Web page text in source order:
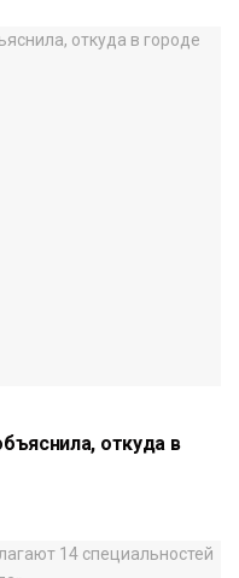
откуда в